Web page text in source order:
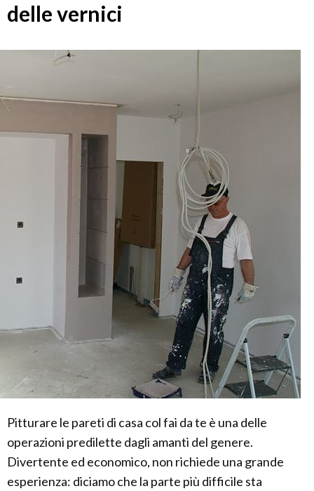
delle vernici
Pitturare le pareti di casa col fai da te è una delle
operazioni predilette dagli amanti del genere.
Divertente ed economico, non richiede una grande
esperienza: diciamo che la parte più difficile sta